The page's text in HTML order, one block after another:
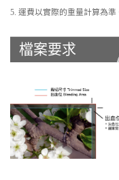
5. 運費以實際的重量計算為準
檔案要求